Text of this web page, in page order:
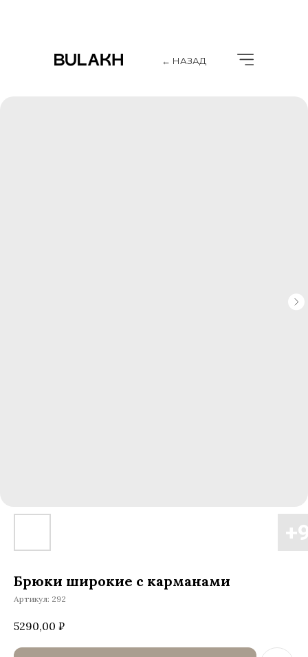
← НАЗАД
Брюки широкие с карманами
Артикул: 292
5290,00 ₽